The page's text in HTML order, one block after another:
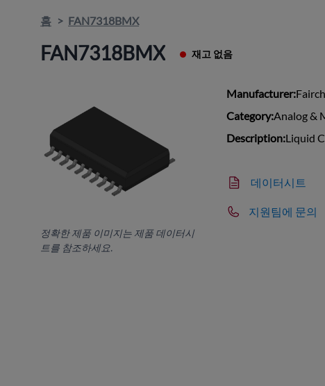
홈 FAN7318BMX
FAN7318BMX 재고 없음
정확한 제품 이미지는 제품 데이터시
트를 참조하세요.
Manufacturer:
Category:Analog &
Description:Liquid
데이터시트
지원팀에 문의